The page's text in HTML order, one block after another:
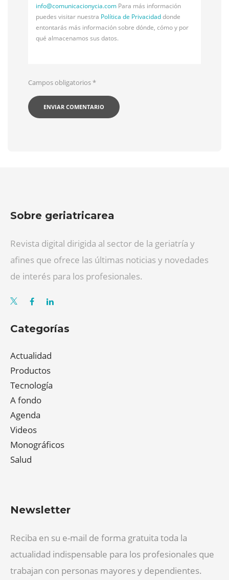
info@comunicacionycia.com Para más información
puedes visitar nuestra Política de Privacidaddonde
entontarás más información sobre dónde, cómo y por
qué almacenamos sus datos.
Campos obligatorios*
Sobre geriatricarea
Revista digital dirigida al sector de la geriatría y
afines que ofrece las últimas noticias y novedades
de interés para los profesionales.
Categorías
Actualidad
Productos
Tecnología
A fondo
Agenda
Videos
Monográficos
Salud
Newsletter
Reciba en su e-mail de forma gratuita toda la
actualidad indispensable para los profesionales que
trabajan con personas mayores y dependientes.